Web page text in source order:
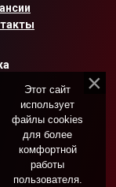
Этот сайт
использует
файлы cookies
для более
комфортной
работы
пользователя.